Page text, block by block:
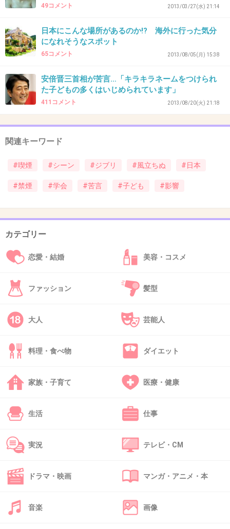
今とは違って、たばこが人体に悪影響とか世の
中が無知の時代だった。
たばこが肺結核に悪影響ということも。
「この時代はそんなこともわからない時代だっ
たんだ」と思って観てたけど・・・。
「こういう時代だったんだよ」と子供に教える
のは親の役目だと思うけど。
+131 -3
41. 匿名2013/08/14(水) 16:31:44
なんか、「ジブリなのにトトロやポニョみたい
モンペと変わらないって感じ(´・ω・`)
走り回り、親は「ポニョみたいなキャラが
出てこない」と逆ギレ
ジブリ最新作『風立ちぬ』、子供は飽きて走り回り、親は「ポニョみたい
なキャラが出てこない」と逆ギレ しかし7月に入り、一般向けに1万人以上
れた。「心にじわじわきて涙が止まらなかった」「...
+69
タバコを吸うシーンにモザイクでも入れろって
の集まり
+81
49コメント 2013/03/27(水) 21:14
日本にこんな場所があるのか!? 海外に行った気分
になれそうなスポット
65コメント 2013/08/05(月) 15:38
安倍晋三首相が苦言…「キラキラネームをつけられ
た子どもの多くはいじめられています」
411コメント 2013/08/20(火) 21:18
関連キーワード
#喫煙 #シーン #ジブリ #風立ちぬ #日本
#禁煙 #学会 #苦言 #子ども #影響
カテゴリー
恋愛・結婚 美容・コスメ
ファッション 髪型
大人 芸能人
料理・食べ物 ダイエット
家族・子育て 医療・健康
生活 仕事
実況 テレビ・CM
ドラマ・映画 マンガ・アニメ・本
音楽 画像